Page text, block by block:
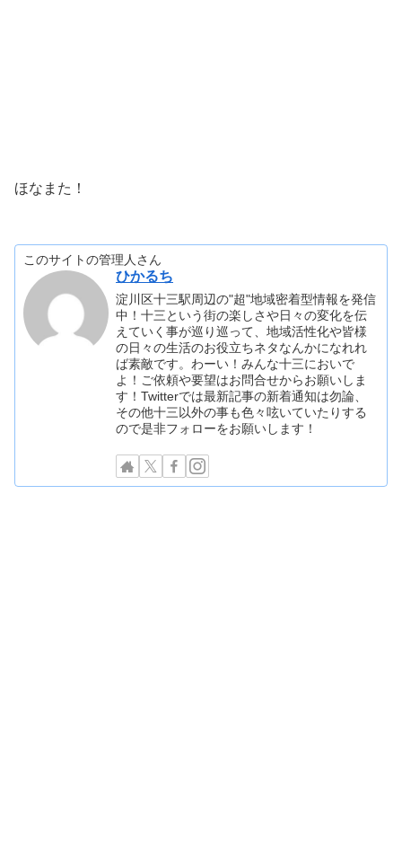
ほなまた！
このサイトの管理人さん
ひかるち
淀川区十三駅周辺の"超"地域密着型情報を発信
中！十三という街の楽しさや日々の変化を伝
えていく事が巡り巡って、地域活性化や皆様
の日々の生活のお役立ちネタなんかになれれ
ば素敵です。わーい！みんな十三においで
よ！ご依頼や要望はお問合せからお願いしま
す！Twitterでは最新記事の新着通知は勿論、
その他十三以外の事も色々呟いていたりする
ので是非フォローをお願いします！